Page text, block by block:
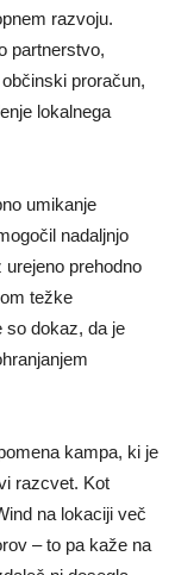
razvoju.
partnerstvo,
proračun,
lokalnega
umikanje
nadaljnjo
prehodno
težke
so dokaz, da je
kampa, ki je
razcvet. Kot
na lokaciji več
– to pa kaže na